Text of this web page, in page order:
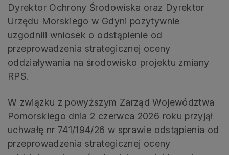
Dyrektor Ochrony Środowiska oraz Dyrektor
Urzędu Morskiego w Gdyni pozytywnie
uzgodnili wniosek o odstąpienie od
przeprowadzenia strategicznej oceny
oddziaływania na środowisko projektu zmiany
RPS.
W związku z powyższym Zarząd Województwa
Pomorskiego dnia 2 czerwca 2026 roku przyjął
uchwałę nr 741/194/26 w sprawie odstąpienia od
przeprowadzenia strategicznej oceny